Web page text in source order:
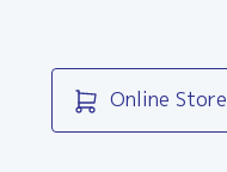
Online Store